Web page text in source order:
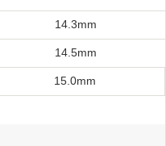
14.3mm
14.5mm
15.0mm